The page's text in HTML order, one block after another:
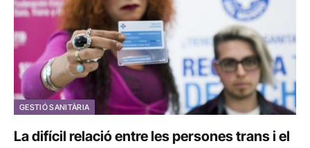
GESTIÓ SANITÀRIA
La difícil relació entre les persones trans i el